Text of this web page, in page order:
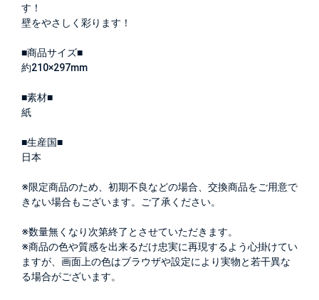
す！
壁をやさしく彩ります！
■商品サイズ■
約210×297mm
■素材■
紙
■生産国■
日本
※限定商品のため、初期不良などの場合、交換商品をご用意で
きない場合もございます。ご了承ください。
※数量無くなり次第終了とさせていただきます。
※商品の色や質感を出来るだけ忠実に再現するよう心掛けてい
ますが、画面上の色はブラウザや設定により実物と若干異な
る場合がございます。